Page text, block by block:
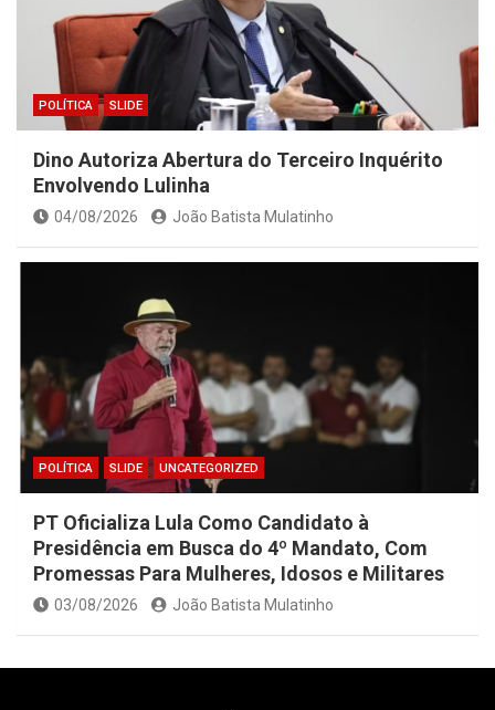
POLÍTICA SLIDE
Dino Autoriza Abertura do Terceiro Inquérito
Envolvendo Lulinha
04/08/2026 João Batista Mulatinho
POLÍTICA SLIDE UNCATEGORIZED
PT Oficializa Lula Como Candidato à
Presidência em Busca do 4º Mandato, Com
Promessas Para Mulheres, Idosos e Militares
03/08/2026 João Batista Mulatinho